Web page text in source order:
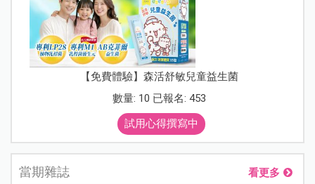
【免費體驗】森活舒敏兒童益生菌
數量: 10 已報名: 453
試用心得撰寫中
當期雜誌 看更多